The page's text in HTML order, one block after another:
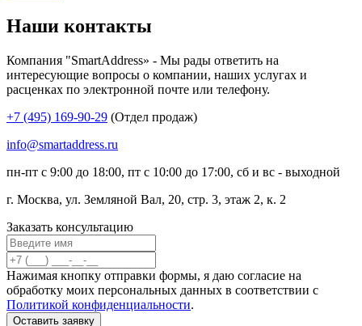
Наши контакты
Компания "SmartAddress» - Мы рады ответить на
интересующие вопросы о компании, наших услугах и
расценках по электронной почте или телефону.
+7 (495) 169-90-29 (Отдел продаж)
info@smartaddress.ru
пн-пт с 9:00 до 18:00, пт с 10:00 до 17:00, сб и вс - выходной
г. Москва, ул. Земляной Вал, 20, стр. 3, этаж 2, к. 2
Заказать консультацию
Нажимая кнопку отправки формы, я даю согласие на
обработку моих персональных данных в соответствии с
Политикой конфиденциальности.
Оставить заявку